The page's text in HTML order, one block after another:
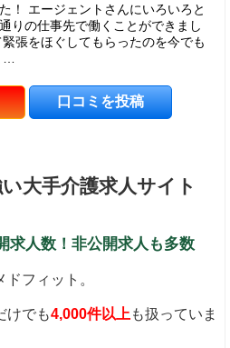
！ エージェントさんにいろいろと
りの仕事先で働くことができまし
張をほぐしてもらったのを今でも
口コミを投稿
大手介護求人サイト
求人数！非公開求人も多数
フィット。
けでも4,000件以上 も扱っていま